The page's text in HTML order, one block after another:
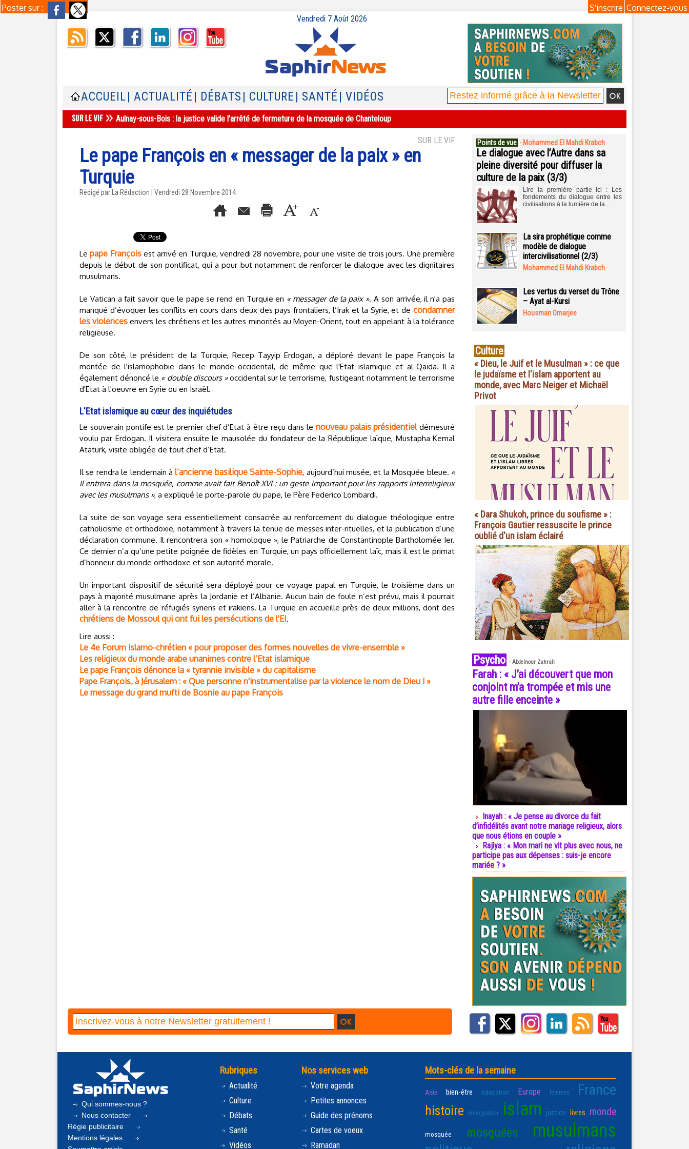
Poster sur : Connectez-vous
S'inscrire
Vendredi 7 Août 2026
ACCUEIL | ACTUALITÉ | DÉBATS | CULTURE | SANTÉ | VIDÉOS
Aulnay-sous-Bois : la justice valide l'arrêté de fermeture de la mosquée de Chanteloup
SUR LE VIF
Le pape François en « messager de la paix » en
Turquie
Rédigé par La Rédaction | Vendredi 28 Novembre 2014
Lepape Françoisest arrivé en Turquie, vendredi 28 novembre, pour une visite de trois jours. Une première
depuis le début de son pontificat, qui a pour but notamment de renforcer le dialogue avec les dignitaires
musulmans.
Le Vatican a fait savoir que le pape se rend en Turquie en « messager de la paix ». A son arrivée, il n'a pas
manqué d’évoquer les conflits en cours dans deux des pays frontaliers, l’Irak et la Syrie, et de condamner
les violences envers les chrétiens et les autres minorités au Moyen-Orient, tout en appelant à la tolérance
religieuse.
De son côté, le président de la Turquie, Recep Tayyip Erdogan, a déploré devant le pape François la
montée de l'islamophobie dans le monde occidental, de même que l'Etat islamique et al-Qaïda. Il a
également dénoncé le « double discours »occidental sur le terrorisme, fustigeant notamment le terrorisme
d'Etat à l'oeuvre en Syrie ou en Israël.
L'Etat islamique au cœur des inquiétudes
Le souverain pontife est le premier chef d’Etat à être reçu dans le nouveau palais présidentieldémesuré
voulu par Erdogan. Il visitera ensuite le mausolée du fondateur de la République laïque, Mustapha Kemal
Ataturk, visite obligée de tout chef d’Etat.
Il se rendra le lendemain àl’ancienne basilique Sainte-Sophie, aujourd’hui musée, et la Mosquée bleue. «
Il entrera dans la mosquée, comme avait fait Benoît XVI : un geste important pour les rapports interreligieux
avec les musulmans », a expliqué le porte-parole du pape, le Père Federico Lombardi.
La suite de son voyage sera essentiellement consacrée au renforcement du dialogue théologique entre
catholicisme et orthodoxie, notamment à travers la tenue de messes inter-rituelles, et la publication d’une
déclaration commune. Il rencontrera son « homologue », le Patriarche de Constantinople Bartholomée Ier.
Ce dernier n’a qu’une petite poignée de fidèles en Turquie, un pays officiellement laïc, mais il est le primat
d’honneur du monde orthodoxe et son autorité morale.
Un important dispositif de sécurité sera déployé pour ce voyage papal en Turquie, le troisième dans un
pays à majorité musulmane après la Jordanie et l’Albanie. Aucun bain de foule n’est prévu, mais il pourrait
aller à la rencontre de réfugiés syriens et irakiens. La Turquie en accueille près de deux millions, dont des
chrétiens de Mossoul qui ont fui les persécutions de l'EI.
Lire aussi :
Le 4e Forum islamo-chrétien « pour proposer des formes nouvelles de vivre-ensemble »
Les religieux du monde arabe unanimes contre l’Etat islamique
Le pape François dénonce la « tyrannie invisible » du capitalisme
Pape François, à Jérusalem : « Que personne n'instrumentalise par la violence le nom de Dieu ! »
Le message du grand mufti de Bosnie au pape François
Points de vue - Mohammed El Mahdi Krabch
Le dialogue avec l’Autre dans sa
pleine diversité pour diffuser la
culture de la paix (3/3)
Lire la première partie ici : Les
fondements du dialogue entre les
civilisations à la lumière de la...
La sira prophétique comme
modèle de dialogue
intercivilisationnel (2/3)
Mohammed El Mahdi Krabch
Les vertus du verset du Trône
– Ayat al-Kursi
Housman Omarjee
Culture
« Dieu, le Juif et le Musulman » : ce que
le judaïsme et l'islam apportent au
monde, avec Marc Neiger et Michaël
Privot
« Dara Shukoh, prince du soufisme » :
François Gautier ressuscite le prince
oublié d'un islam éclairé
Psycho - Abdelnour Zahrali
Farah : « J’ai découvert que mon
conjoint m’a trompée et mis une
autre fille enceinte »
Inayah : « Je pense au divorce du fait
d’infidélités avant notre mariage religieux, alors
que nous étions en couple »
Rajiya : « Mon mari ne vit plus avec nous, ne
participe pas aux dépenses : suis-je encore
mariée ? »
Qui sommes-nous ?
Nous contacter
Régie publicitaire
Mentions légales
Rubriques
Actualité
Culture
Débats
Santé
Vidéos
Nos services web
Votre agenda
Petites annonces
Guide des prénoms
Cartes de voeux
Ramadan
Mots-clés de la semaine
Asie bien-être éducation Europe femmes France
histoire immigration islam justice livres monde
mosquée mosquées musulmans